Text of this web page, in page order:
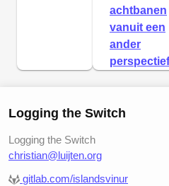
achtbanen
vanuit een
ander
perspectief
Logging the Switch
Logging the Switch
christian@luijten.org
gitlab.com/islandsvinur